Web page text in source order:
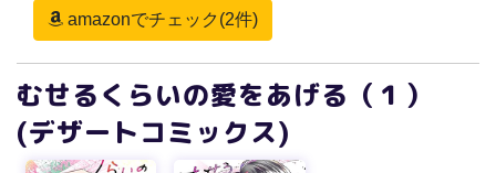
amazonでチェック(2件)
むせるくらいの愛をあげる（１）
(デザートコミックス)